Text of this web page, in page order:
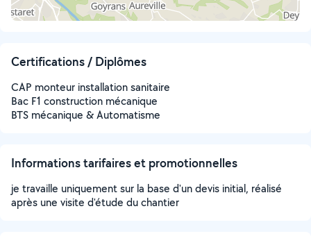
Certifications / Diplômes
CAP monteur installation sanitaire
Bac F1 construction mécanique
BTS mécanique & Automatisme
Informations tarifaires et promotionnelles
je travaille uniquement sur la base d'un devis initial, réalisé
après une visite d'étude du chantier